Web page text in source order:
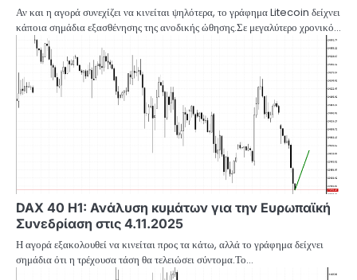
Αν και η αγορά συνεχίζει να κινείται ψηλότερα, το γράφημα Litecoin δείχνει
κάποια σημάδια εξασθένησης της ανοδικής ώθησης.Σε μεγαλύτερο χρονικό…
DAX 40 H1: Ανάλυση κυμάτων για την Ευρωπαϊκή
Συνεδρίαση στις 4.11.2025
Η αγορά εξακολουθεί να κινείται προς τα κάτω, αλλά το γράφημα δείχνει
σημάδια ότι η τρέχουσα τάση θα τελειώσει σύντομα.Το…